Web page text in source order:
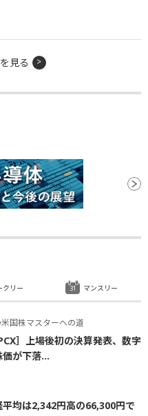
見る
国株マスターへの道
］上場後初の決算発表、数字
が下落...
平均は2,342円高の66,300円で
クリー マンスリー